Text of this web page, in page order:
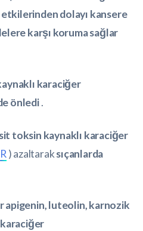
dolayı kansere
karşı koruma sağlar
karaciğer
önledi.
toksin kaynaklı karaciğer
R ) azaltaraksıçanlarda
apigenin, luteolin, karnozik
karaciğer